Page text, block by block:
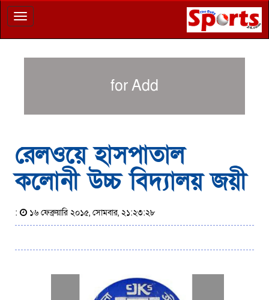
Toggle
navigation
for Add
রেলওয়ে হাসপাতাল
কলোনী উচ্চ বিদ্যালয় জয়ী
: ১৬ ফেব্রুয়ারি ২০১৫, সোমবার, ২১:২৩:২৮